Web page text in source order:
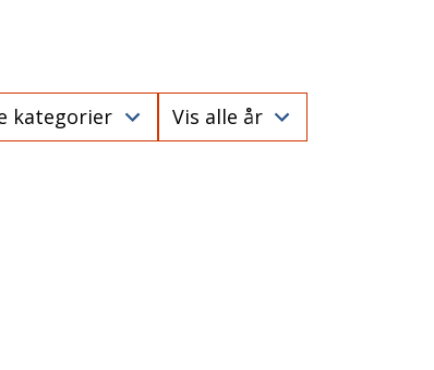
Year